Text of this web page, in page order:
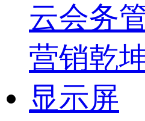
云会务
营销乾
显示屏